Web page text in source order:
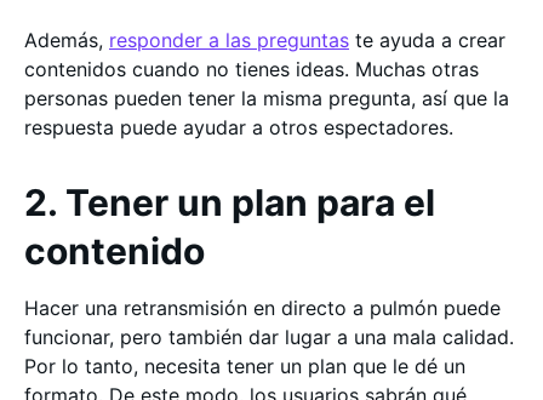
Además, responder a las preguntas te ayuda a crear
contenidos cuando no tienes ideas. Muchas otras
personas pueden tener la misma pregunta, así que la
respuesta puede ayudar a otros espectadores.
2. Tener un plan para el
contenido
Hacer una retransmisión en directo a pulmón puede
funcionar, pero también dar lugar a una mala calidad.
Por lo tanto, necesita tener un plan que le dé un
formato. De este modo, los usuarios sabrán qué